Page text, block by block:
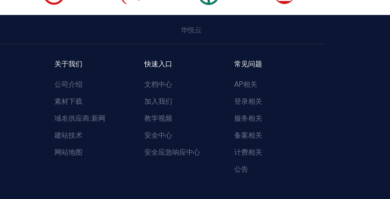
华悦云
关于我们
公司介绍
素材下载
域名供应商:新网
建站技术
网站地图
快速入口
文档中心
加入我们
教学视频
安全中心
安全应急响应中心
常见问题
AP相关
登录相关
服务相关
备案相关
计费相关
公告